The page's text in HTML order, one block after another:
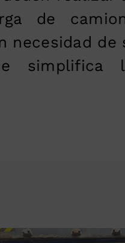
de
necesidad
simplifica